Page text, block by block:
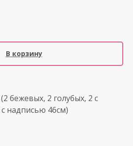
В корзину
бежевых, 2 голубых, 2 с
надписью 46см)